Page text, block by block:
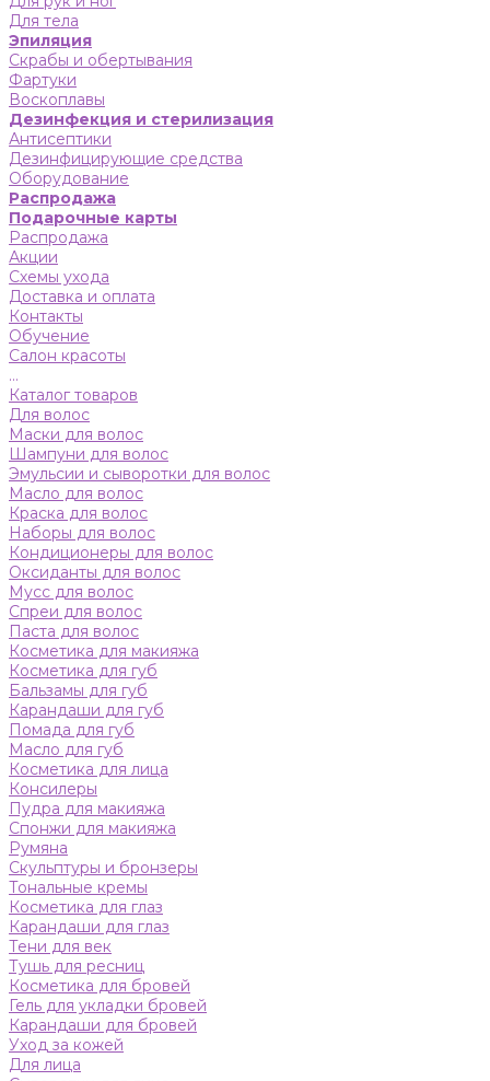
Для тела
Эпиляция
Скрабы и обертывания
Фартуки
Воскоплавы
Дезинфекция и стерилизация
Антисептики
Дезинфицирующие средства
Оборудование
Распродажа
Подарочные карты
Распродажа
Акции
Схемы ухода
Доставка и оплата
Контакты
Обучение
Салон красоты
...
Каталог товаров
Для волос
Маски для волос
Шампуни для волос
Эмульсии и сыворотки для волос
Масло для волос
Краска для волос
Наборы для волос
Кондиционеры для волос
Оксиданты для волос
Мусс для волос
Спреи для волос
Паста для волос
Косметика для макияжа
Косметика для губ
Бальзамы для губ
Карандаши для губ
Помада для губ
Масло для губ
Косметика для лица
Консилеры
Пудра для макияжа
Спонжи для макияжа
Румяна
Скульптуры и бронзеры
Тональные кремы
Косметика для глаз
Карандаши для глаз
Тени для век
Тушь для ресниц
Косметика для бровей
Гель для укладки бровей
Карандаши для бровей
Уход за кожей
Для лица